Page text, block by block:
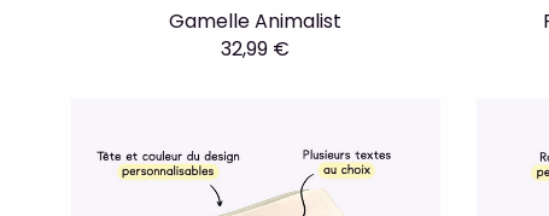
Gamelle Animalist
32,99 €